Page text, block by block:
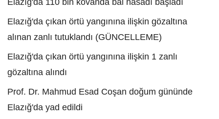
Elazığ'da 110 bin kovanda bal hasadı başladı
Elazığ'da çıkan örtü yangınına ilişkin gözaltına
alınan zanlı tutuklandı (GÜNCELLEME)
Elazığ'da çıkan örtü yangınına ilişkin 1 zanlı
gözaltına alındı
Prof. Dr. Mahmud Esad Coşan doğum gününde
Elazığ'da yad edildi